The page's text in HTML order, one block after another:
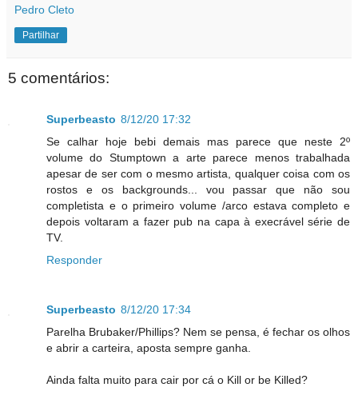
Pedro Cleto
Partilhar
5 comentários:
Superbeasto 8/12/20 17:32
Se calhar hoje bebi demais mas parece que neste 2º
volume do Stumptown a arte parece menos trabalhada
apesar de ser com o mesmo artista, qualquer coisa com os
rostos e os backgrounds... vou passar que não sou
completista e o primeiro volume /arco estava completo e
depois voltaram a fazer pub na capa à execrável série de
TV.
Responder
Superbeasto 8/12/20 17:34
Parelha Brubaker/Phillips? Nem se pensa, é fechar os olhos
e abrir a carteira, aposta sempre ganha.
Ainda falta muito para cair por cá o Kill or be Killed?